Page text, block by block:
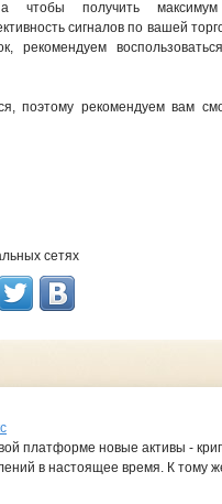
чтобы получить
сигналов по вашей
рекомендуем
поэтому рекомендуем вам
сетях
платформе новые активы -
в настоящее время. К тому